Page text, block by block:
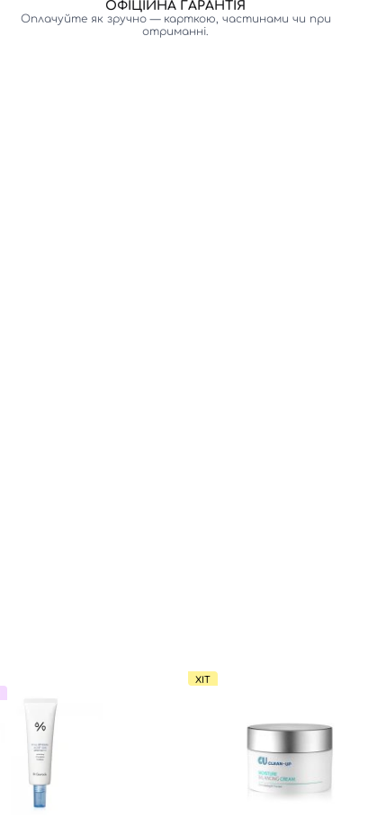
ОФІЦІЙНА ГАРАНТІЯ
Оплачуйте як зручно — карткою, частинами чи при
отриманні.
ХІТ